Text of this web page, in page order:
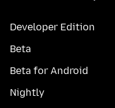
Developer Edition
Beta
Beta for Android
Nightly